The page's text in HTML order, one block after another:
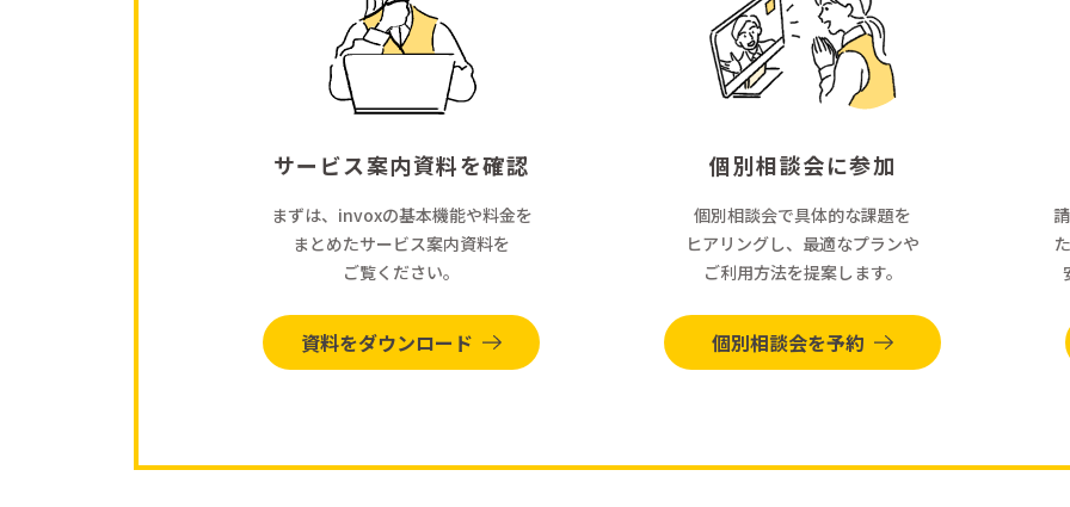
サービス案内資料を確認
まずは、invoxの基本機能や料金を
まとめたサービス案内資料を
ご覧ください。
資料をダウンロード
個別相談会に参加
個別相談会で具体的な課題を
ヒアリングし、最適なプランや
ご利用方法を提案します。
個別相談会を予約